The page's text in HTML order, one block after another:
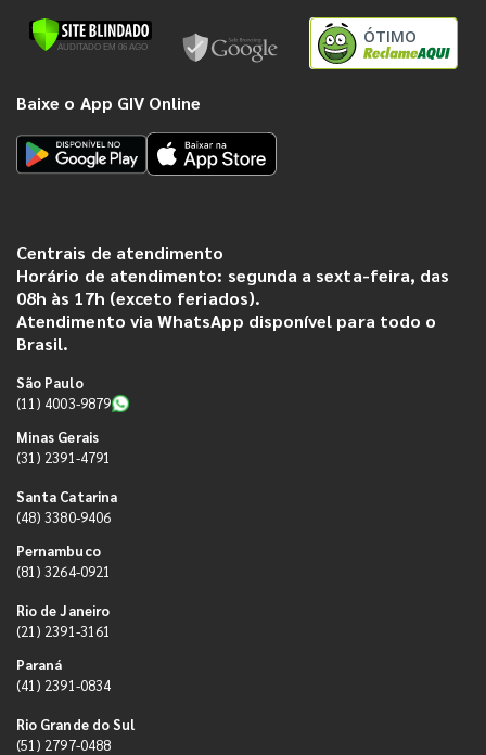
ÓTIMO
Baixe o App GIV Online
Centrais de atendimento
Horário de atendimento: segunda a sexta-feira, das
08h às 17h (exceto feriados).
Atendimento via WhatsApp disponível para todo o
Brasil.
São Paulo
(11) 4003-9879
Minas Gerais
(31) 2391-4791
Santa Catarina
(48) 3380-9406
Pernambuco
(81) 3264-0921
Rio de Janeiro
(21) 2391-3161
Paraná
(41) 2391-0834
Rio Grande do Sul
(51) 2797-0488